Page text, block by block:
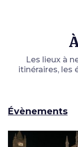
Les lieux à
itinéraires, les
Évènements